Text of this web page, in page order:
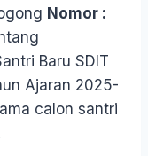
Nomor :
Baru SDIT
Ajaran 2025-
calon santri